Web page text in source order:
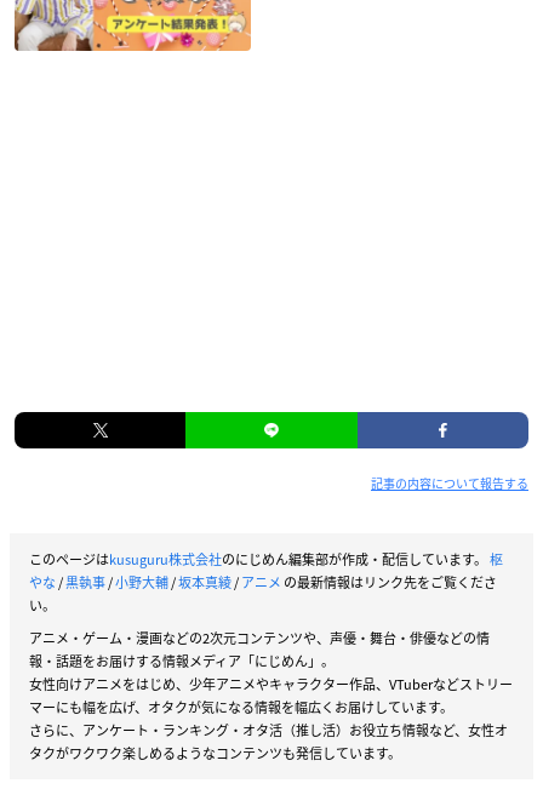
記事の内容について報告する
このページはkusuguru株式会社のにじめん編集部が作成・配信しています。 枢
やな/黒執事/小野大輔/坂本真綾/アニメ の最新情報はリンク先をご覧くださ
い。
アニメ・ゲーム・漫画などの2次元コンテンツや、声優・舞台・俳優などの情
報・話題をお届けする情報メディア「にじめん」。
女性向けアニメをはじめ、少年アニメやキャラクター作品、VTuberなどストリー
マーにも幅を広げ、オタクが気になる情報を幅広くお届けしています。
さらに、アンケート・ランキング・オタ活（推し活）お役立ち情報など、女性オ
タクがワクワク楽しめるようなコンテンツも発信しています。